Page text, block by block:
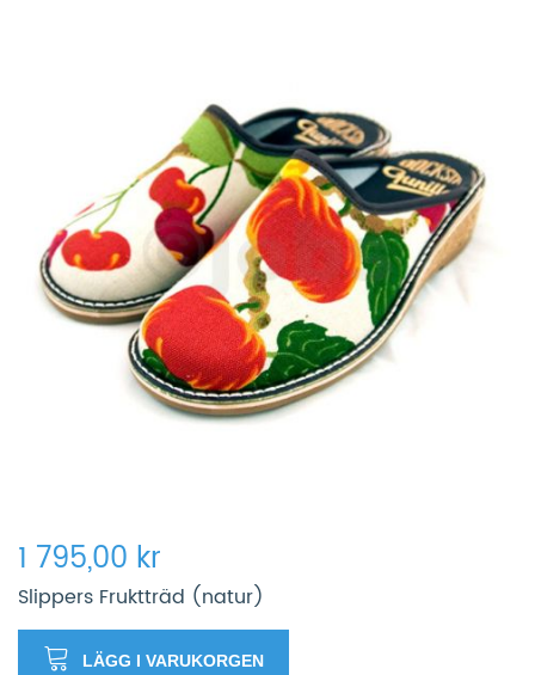
1 795,00 kr
Slippers Fruktträd (natur)
LÄGG I VARUKORGEN